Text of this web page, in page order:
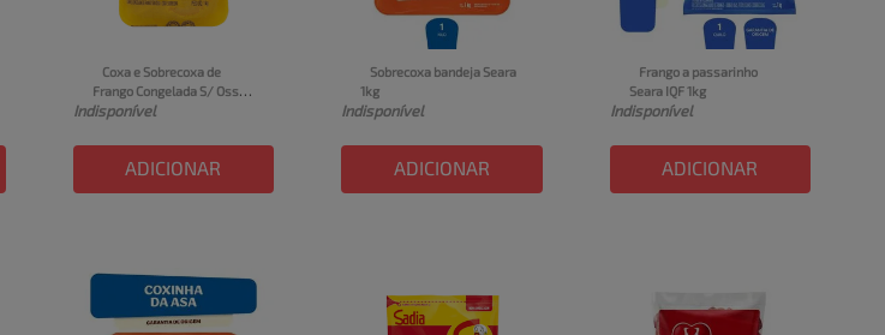
Coxa e Sobrecoxa de
Frango Congelada S/ Osso
Sadia 1kg
Indisponível
ADICIONAR
Sobrecoxa bandeja Seara
1kg
Indisponível
ADICIONAR
Frango a passarinho
Seara IQF 1kg
Indisponível
ADICIONAR